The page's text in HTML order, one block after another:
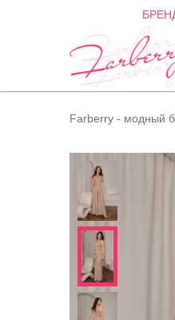
Farberry - модный